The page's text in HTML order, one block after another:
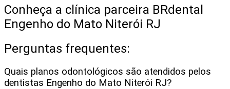
Conheça a clínica parceira BRdental
Engenho do Mato Niterói RJ
Perguntas frequentes:
Quais planos odontológicos são atendidos pelos
dentistas Engenho do Mato Niterói RJ?